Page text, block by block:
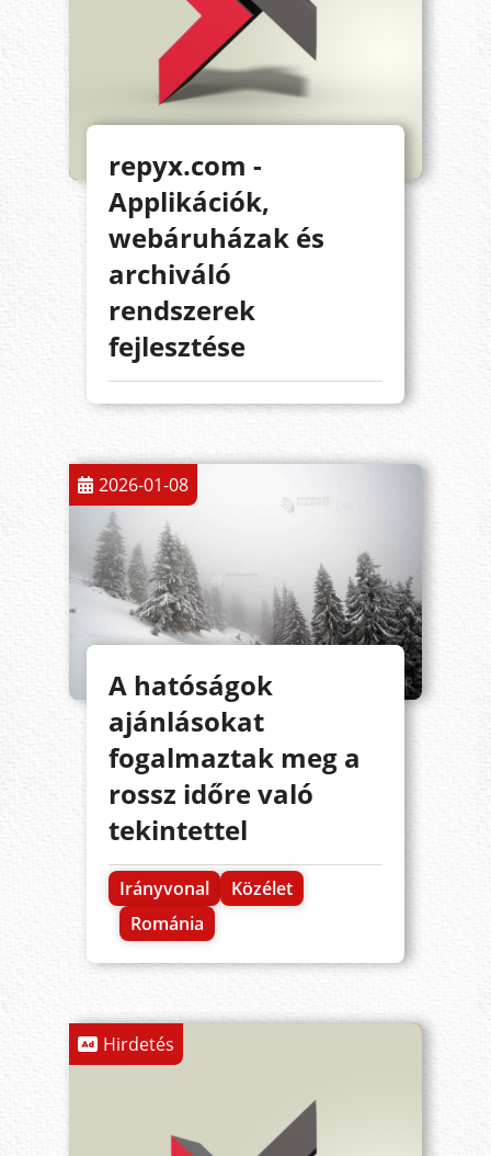
repyx.com -
Applikációk,
webáruházak és
archiváló
rendszerek
fejlesztése
2026-01-08
A hatóságok
ajánlásokat
fogalmaztak meg a
rossz időre való
tekintettel
Irányvonal
Közélet
Románia
Hirdetés